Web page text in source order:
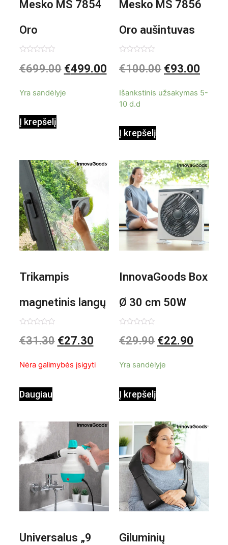
Mesko MS 7854
Oro
kondicionierius
0
iš
€699.00 €499.00
Yra sandėlyje
Į krepšelį
Mesko MS 7856
Oro aušintuvas
be ašmenų 3in1
0
iš
€100.00 €93.00
Išankstinis užsakymas 5-
10 d.d
Į krepšelį
Trikampis
magnetinis langų
valiklis Klinmag
0
iš
€31.30 €27.30
Nėra galimybės įsigyti
Daugiau
InnovaGoods Box
Ø 30 cm 50W
Baltai pilkas
0
iš
€29.90 €22.90
Yra sandėlyje
Į krepšelį
Universalus „9
Giluminių